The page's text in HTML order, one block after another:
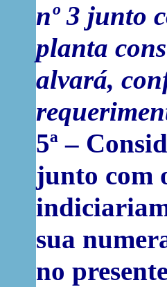
nº 3 junto
planta
alvará,
5ª –
junto com
sua
no